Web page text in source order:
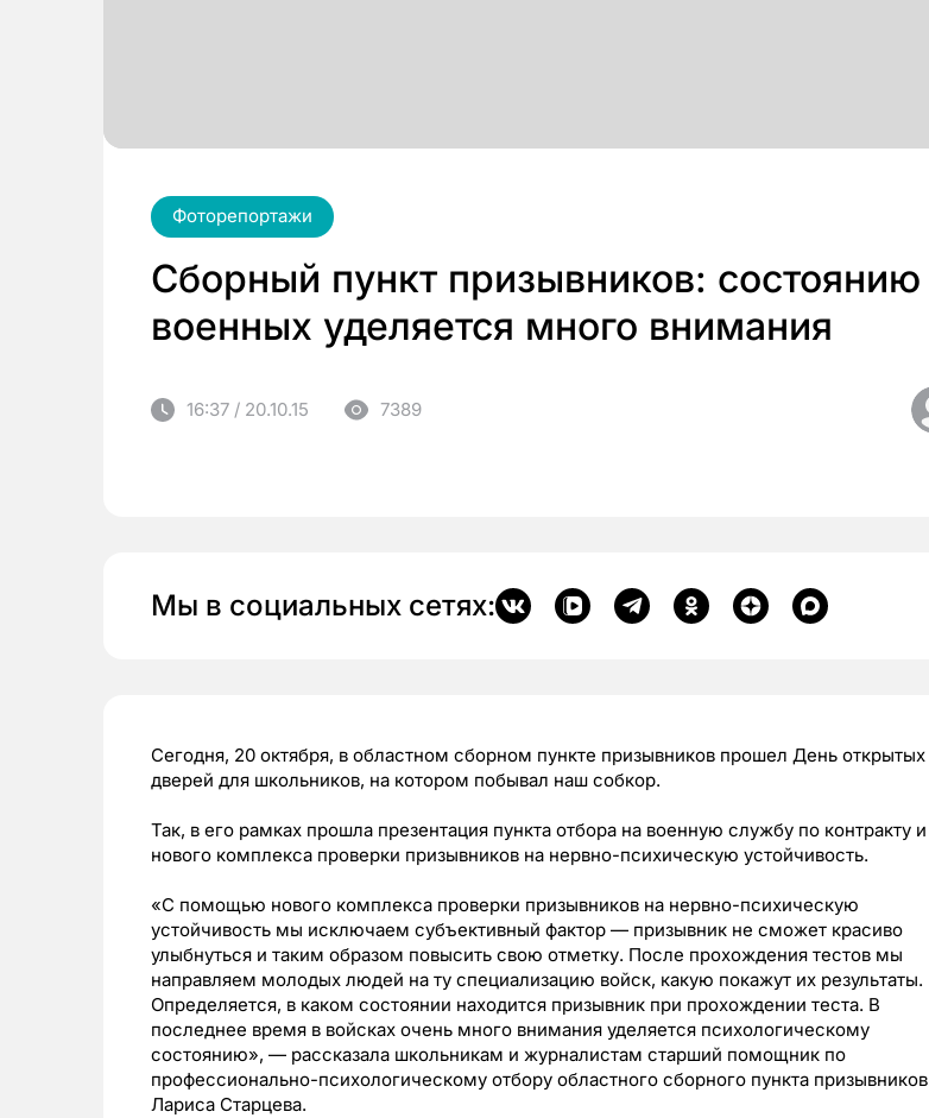
Фоторепортажи
Сборный пункт призывников: состоянию
военных уделяется много внимания
16:37 / 20.10.15 7389
Мы в социальных сетях:
Cегодня, 20 октября, в областном сборном пункте призывников прошел День открытых
дверей для школьников, на котором побывал наш собкор.
Так, в его рамках прошла презентация пункта отбора на военную службу по контракту и
нового комплекса проверки призывников на нервно-психическую устойчивость.
«С помощью нового комплекса проверки призывников на нервно-психическую
устойчивость мы исключаем субъективный фактор — призывник не сможет красиво
улыбнуться и таким образом повысить свою отметку. После прохождения тестов мы
направляем молодых людей на ту специализацию войск, какую покажут их результаты.
Определяется, в каком состоянии находится призывник при прохождении теста. В
последнее время в войсках очень много внимания уделяется психологическому
состоянию», — рассказала школьникам и журналистам старший помощник по
профессионально-психологическому отбору областного сборного пункта призывников
Лариса Старцева.